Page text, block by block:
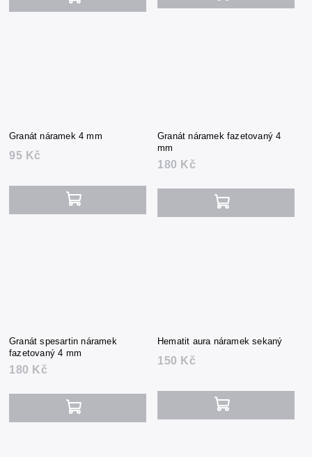
Granát náramek 4 mm
95 Kč
Granát náramek fazetovaný 4
mm
180 Kč
Granát spesartin náramek
fazetovaný 4 mm
180 Kč
Hematit aura náramek sekaný
150 Kč